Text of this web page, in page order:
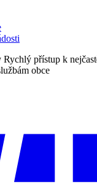
Rychlý přístup k
obce